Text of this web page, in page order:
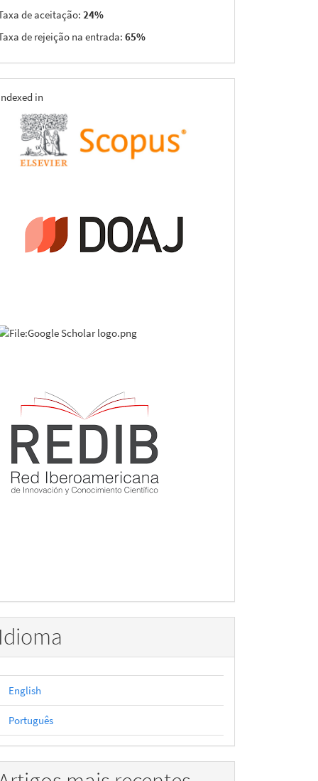
de aceitação: 24%
de rejeição na entrada: 65%
in
Idioma
English
Português